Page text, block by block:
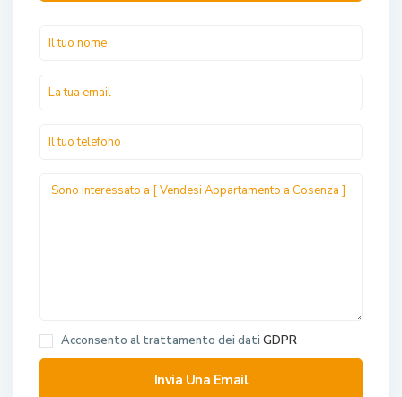
Acconsento al trattamento dei dati GDPR